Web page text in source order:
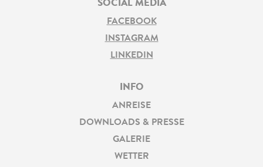
SOCIAL MEDIA
FACEBOOK
INSTAGRAM
LINKEDIN
INFO
ANREISE
DOWNLOADS & PRESSE
GALERIE
WETTER